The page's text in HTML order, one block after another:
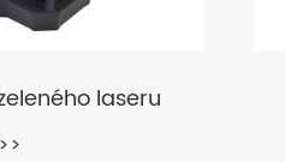
laseru